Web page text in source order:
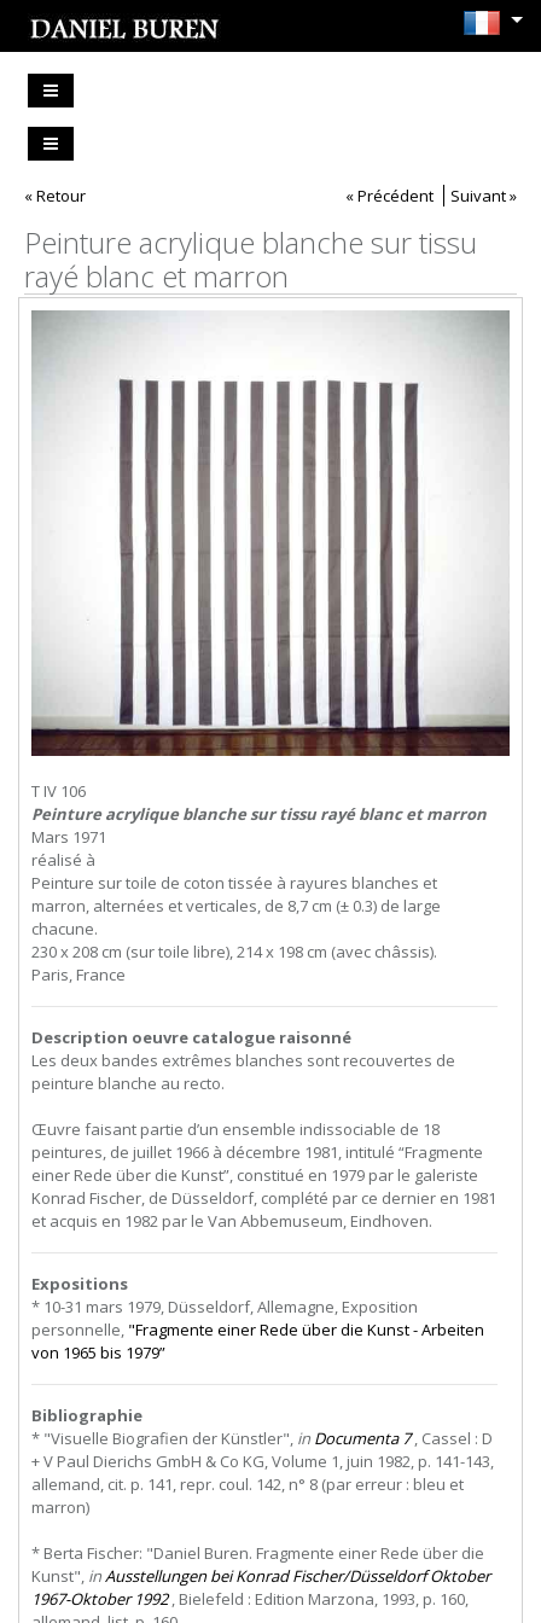
« Retour « Précédent Suivant »
Peinture acrylique blanche sur tissu
rayé blanc et marron
T IV 106
Peinture acrylique blanche sur tissu rayé blanc et marron
Mars 1971
réalisé à
Peinture sur toile de coton tissée à rayures blanches et
marron, alternées et verticales, de 8,7 cm (± 0.3) de large
chacune.
230 x 208 cm (sur toile libre), 214 x 198 cm (avec châssis).
Paris, France
Description oeuvre catalogue raisonné
Les deux bandes extrêmes blanches sont recouvertes de
peinture blanche au recto.
Œuvre faisant partie d’un ensemble indissociable de 18
peintures, de juillet 1966 à décembre 1981, intitulé “Fragmente
einer Rede über die Kunst”, constitué en 1979 par le galeriste
Konrad Fischer, de Düsseldorf, complété par ce dernier en 1981
et acquis en 1982 par le Van Abbemuseum, Eindhoven.
Expositions
* 10-31 mars 1979, Düsseldorf, Allemagne, Exposition
personnelle, "Fragmente einer Rede über die Kunst - Arbeiten
von 1965 bis 1979”
Bibliographie
* "Visuelle Biografien der Künstler", in Documenta 7, Cassel : D
+ V Paul Dierichs GmbH & Co KG, Volume 1, juin 1982, p. 141-143,
allemand, cit. p. 141, repr. coul. 142, n° 8 (par erreur : bleu et
marron)
* Berta Fischer: "Daniel Buren. Fragmente einer Rede über die
Kunst", inAusstellungen bei Konrad Fischer/Düsseldorf Oktober
1967-Oktober 1992, Bielefeld : Edition Marzona, 1993, p. 160,